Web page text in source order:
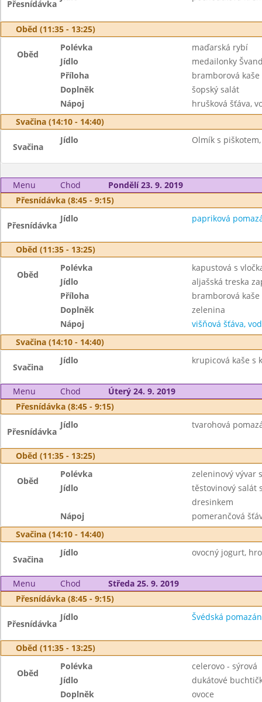
Přesnídávka
Oběd (11:35 - 13:25)
Oběd
Polévka
maďarská rybí
Jídlo
medailonky
Příloha
bramborová kaše
Doplněk
šopský salát
Nápoj
hrušková šťáva,
Svačina (14:10 - 14:40)
Svačina
Jídlo Olmík s
Menu Chod
Pondělí 23. 9. 2019
Přesnídávka (8:45 - 9:15)
Přesnídávka
Jídlo papriková
Oběd (11:35 - 13:25)
Oběd
Polévka
kapustová s
Jídlo
aljašská treska
Příloha
bramborová kaše
Doplněk
zelenina
Nápoj
višňová šťáva,
Svačina (14:10 - 14:40)
Svačina
Jídlo krupicová kaše s
Menu Chod
Úterý 24. 9. 2019
Přesnídávka (8:45 - 9:15)
Přesnídávka
Jídlo tvarohová
Oběd (11:35 - 13:25)
Oběd
Polévka
zeleninový vývar
Jídlo
těstovinový salát
dresinkem
Nápoj
pomerančová
Svačina (14:10 - 14:40)
Svačina
Jídlo ovocný jogurt,
Menu Chod
Středa 25. 9. 2019
Přesnídávka (8:45 - 9:15)
Přesnídávka
Jídlo Švédská
Oběd (11:35 - 13:25)
Oběd
Polévka
celerovo - sýrová
Jídlo
dukátové
Doplněk
ovoce